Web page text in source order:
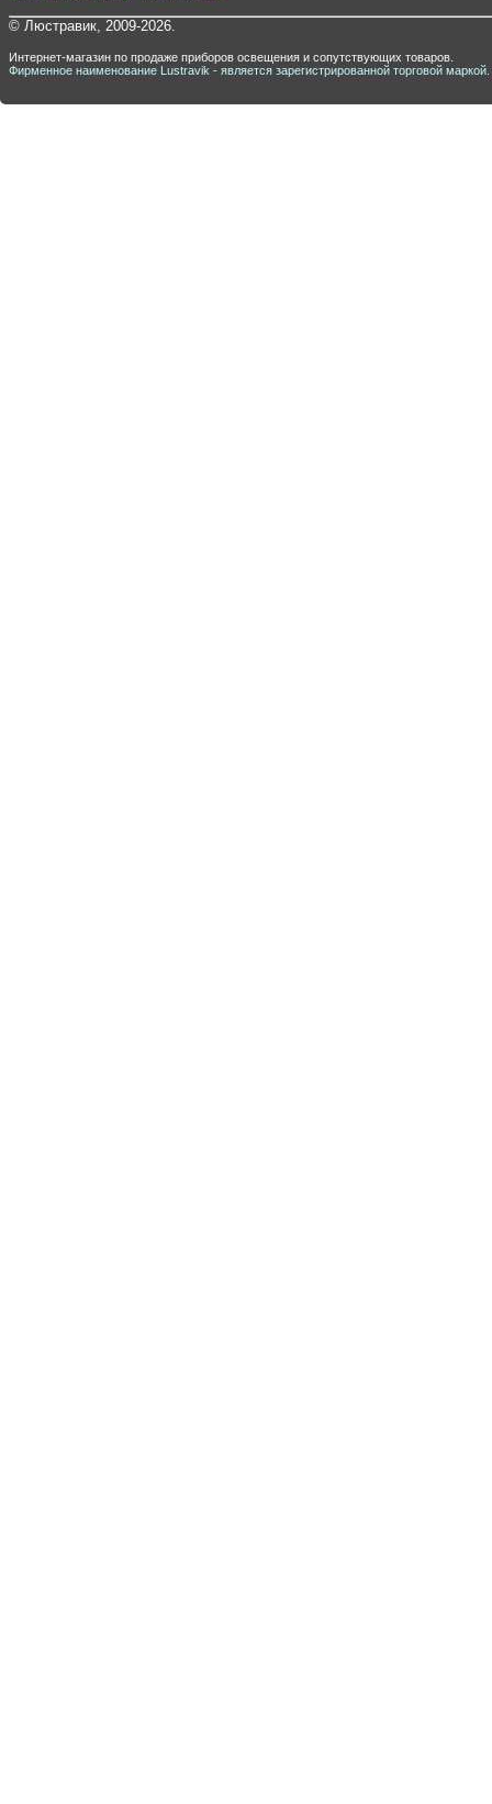
© Люстравик, 2009-2026.
Интернет-магазин по продаже приборов освещения и сопутствующих товаров.
Фирменное наименование Lustravik - является зарегистрированной торговой